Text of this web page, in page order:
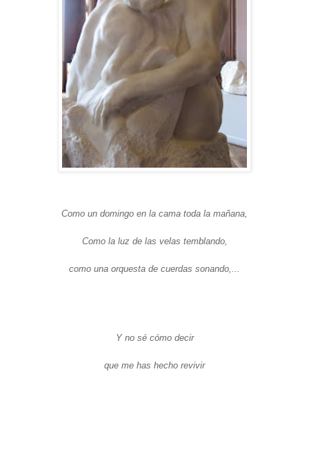
Como un domingo en la cama toda la mañana,
Como la luz de las velas temblando,
como una orquesta de cuerdas sonando,...
Y no sé cómo decir
que me has hecho revivir